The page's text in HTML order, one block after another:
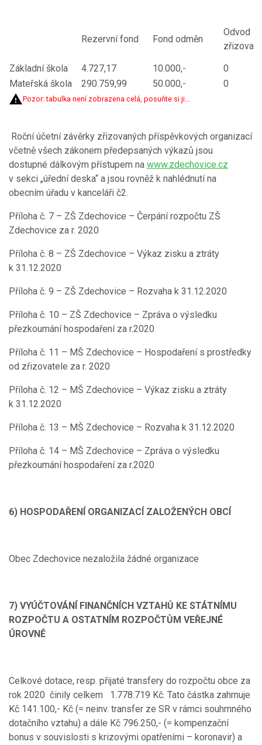
Rezervní fond Fond odměn
Odvod
Základní škola
4.727,17 10.000,-
0
Mateřská škola
290.759,99 50.000,- 0
Pozor: tabulka není zobrazena celá, posuňte si ji...
Roční účetní závěrky zřizovaných příspěvkových organizací
včetně všech zákonem předepsaných výkazů jsou
dostupné dálkovým přístupem na www.zdechovice.cz
v sekci „úřední deska“ a jsou rovněž k nahlédnutí na
obecním úřadu v kanceláři č2.
Příloha č. 7 – ZŠ Zdechovice – Čerpání rozpočtu ZŠ
Zdechovice za r. 2020
Příloha č. 8 – ZŠ Zdechovice – Výkaz zisku a ztráty
k 31.12.2020
Příloha č. 9 – ZŠ Zdechovice – Rozvaha k 31.12.2020
Příloha č. 10 – ZŠ Zdechovice – Zpráva o výsledku
přezkoumání hospodaření za r.2020
Příloha č. 11 – MŠ Zdechovice – Hospodaření s prostředky
od zřizovatele za r. 2020
Příloha č. 12 – MŠ Zdechovice – Výkaz zisku a ztráty
k 31.12.2020
Příloha č. 13 – MŠ Zdechovice – Rozvaha k 31.12.2020
Příloha č. 14 – MŠ Zdechovice – Zpráva o výsledku
přezkoumání hospodaření za r.2020
6) HOSPODAŘENÍ ORGANIZACÍ ZALOŽENÝCH OBCÍ
Obec Zdechovice nezaložila žádné organizace
7) VYÚČTOVÁNÍ FINANČNÍCH VZTAHŮ KE STÁTNÍMU
ROZPOČTU A OSTATNÍM ROZPOČTŮM VEŘEJNÉ
ÚROVNĚ
Celkové dotace, resp. přijaté transfery do rozpočtu obce za
rok 2020 činily celkem 1.778.719 Kč. Tato částka zahrnuje
Kč 141.100,- Kč (= neinv. transfer ze SR v rámci souhrnného
dotačního vztahu) a dále Kč 796.250,- (= kompenzační
bonus v souvislosti s krizovými opatřeními – koronavir) a